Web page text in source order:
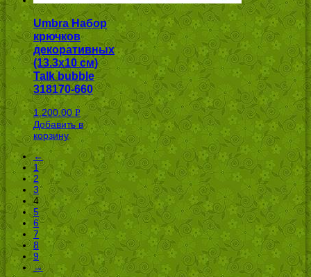
Umbra Набор
крючков
декоративных
(13.3х10 см)
Talk bubble
318170-660
1,200.00 Р
УБ.
Добавить в
корзину
←
1
2
3
4
5
6
7
8
9
→